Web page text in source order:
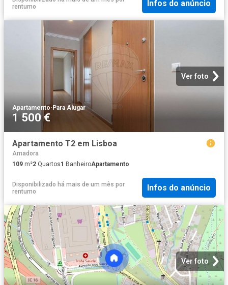
rentumo
Infos do anúncio
Ver foto
Apartamento· Para Alugar
1 500 €
Apartamento T2 em Lisboa
Amadora
109 m²2 Quartos1 BanheiroApartamento
Disponibilizado há mais de um mês por
rentumo
Infos do anúncio
Ver foto